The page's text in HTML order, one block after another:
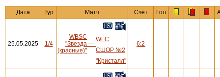
Дата Тур Матч Счёт Гол
25.05.2025 1/4
WBSC
"Звезда
(красные)"
—
WFC
СШОР №2
"Кристалл"
6:2